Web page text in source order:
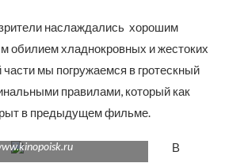
наслаждались хорошим
обилием хладнокровных и жестоких
части мы погружаемся в гротескный
правилами, который как
в предыдущем фильме.
В